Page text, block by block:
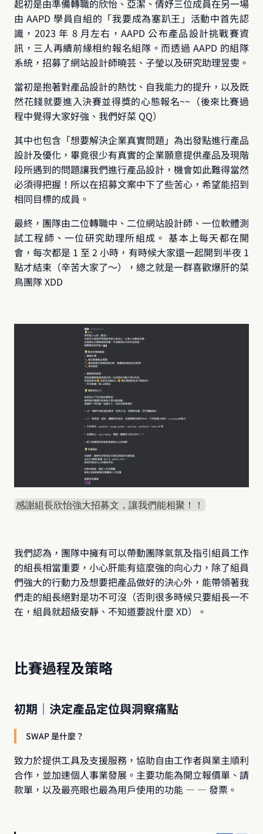
起初是由準備轉職的欣怡、亞潔、倩妤三位成員在另一場
由 AAPD 學員自組的「我要成為塞趴王」活動中首先認
識，2023 年 8 月左右，AAPD 公布產品設計挑戰賽資
訊，三人再續前緣相約報名組隊。而透過 AAPD 的組隊
系統，招募了網站設計師曉芸、子瑩以及研究助理昱雯。
當初是抱著對產品設計的熱忱、自我能力的提升，以及既
然花錢就要進入決賽並得獎的心態報名~~（後來比賽過
程中覺得大家好強、我們好菜 QQ）
其中也包含「想要解決企業真實問題」為出發點進行產品
設計及優化，畢竟很少有真實的企業願意提供產品及現階
段所遇到的問題讓我們進行產品設計，機會如此難得當然
必須得把握！所以在招募文案中下了些苦心，希望能招到
相同目標的成員。
最終，團隊由二位轉職中、二位網站設計師、一位軟體測
試工程師、一位研究助理所組成。 基本上每天都在開
會，每次都是 1 至 2 小時，有時候大家還一起開到半夜 1
點才結束（辛苦大家了～），總之就是一群喜歡爆肝的菜
鳥團隊 XDD
感謝組長欣怡強大招募文，讓我們能相聚！！
我們認為，團隊中擁有可以帶動團隊氣氛及指引組員工作
的組長相當重要，小心肝能有這麼強的向心力，除了組員
們強大的行動力及想要把產品做好的決心外，能帶領著我
們走的組長絕對是功不可沒（否則很多時候只要組長一不
在，組員就超級安靜、不知道要說什麼 XD）。
比賽過程及策略
初期｜決定產品定位與洞察痛點
SWAP 是什麼？
致力於提供工具及支援服務，協助自由工作者與業主順利
合作，並加速個人事業發展。主要功能為開立報價單、請
款單，以及最亮眼也最為用戶使用的功能 — — 發票。